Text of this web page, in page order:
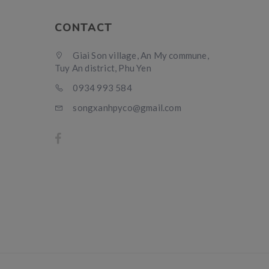
CONTACT
Giai Son village, An My commune,
Tuy An district, Phu Yen
0934 993 584
songxanhpyco@gmail.com